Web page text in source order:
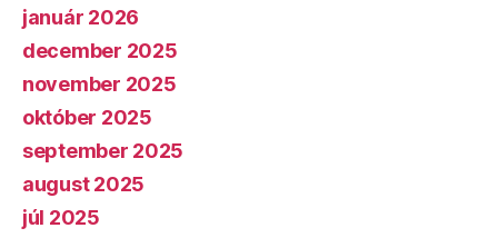
január 2026
december 2025
november 2025
október 2025
september 2025
august 2025
júl 2025